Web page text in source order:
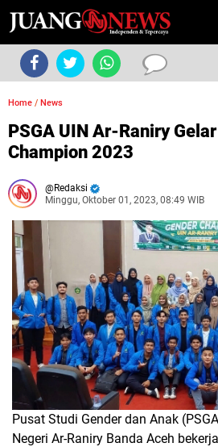
Home / News
PSGA UIN Ar-Raniry
Champion 2023
Redaksi
Minggu, Oktober 01, 2023, 08:49 WIB
Pusat Studi Gender dan Anak
Negeri Ar-Raniry Banda Aceh